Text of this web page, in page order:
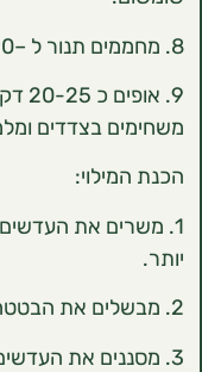
9. אופים כ 20-25
בצדדים ומלמטה.
את העדשים במים
את העדשים